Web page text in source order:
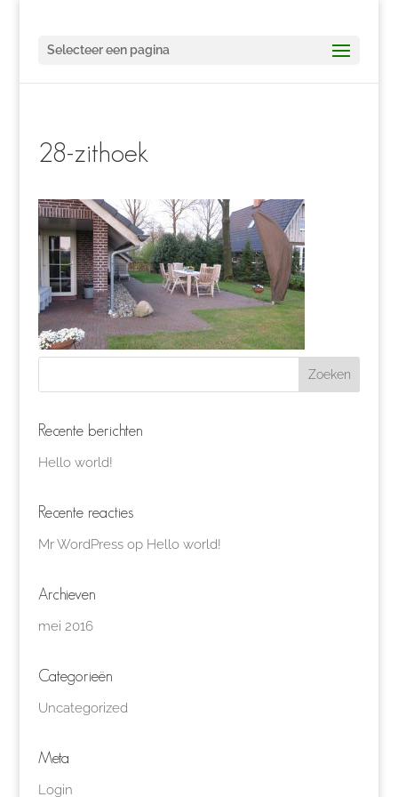
Selecteer een pagina
28-zithoek
Recente berichten
Hello world!
Recente reacties
Mr WordPressop Hello world!
Archieven
mei 2016
Categorieën
Uncategorized
Meta
Login